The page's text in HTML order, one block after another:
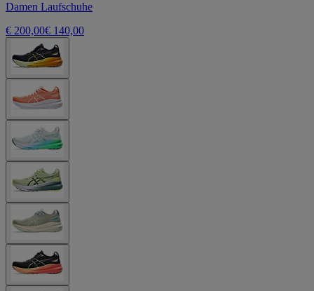
Damen Laufschuhe
€ 200,00€ 140,00